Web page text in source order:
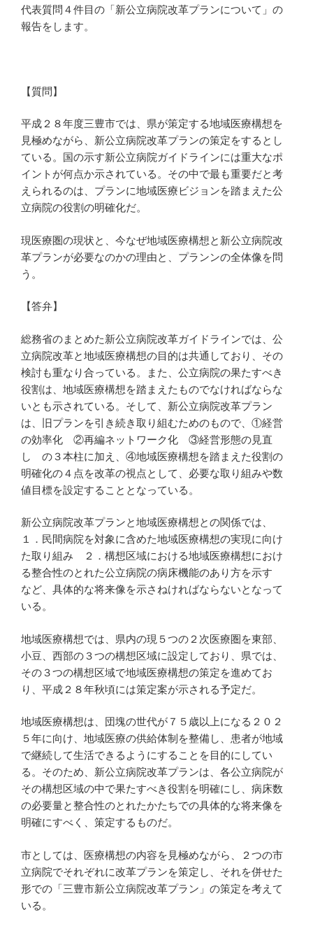
代表質問４件目の「新公立病院改革プランについて」の
報告をします。
【質問】
平成２８年度三豊市では、県が策定する地域医療構想を
見極めながら、新公立病院改革プランの策定をするとし
ている。国の示す新公立病院ガイドラインには重大なポ
イントが何点か示されている。その中で最も重要だと考
えられるのは、プランに地域医療ビジョンを踏まえた公
立病院の役割の明確化だ。
現医療圏の現状と、今なぜ地域医療構想と新公立病院改
革プランが必要なのかの理由と、プランンの全体像を問
う。
【答弁】
総務省のまとめた新公立病院改革ガイドラインでは、公
立病院改革と地域医療構想の目的は共通しており、その
検討も重なり合っている。また、公立病院の果たすべき
役割は、地域医療構想を踏まえたものでなければならな
いとも示されている。そして、新公立病院改革プラン
は、旧プランを引き続き取り組むためのもので、①経営
の効率化 ②再編ネットワーク化 ③経営形態の見直
し の３本柱に加え、④地域医療構想を踏まえた役割の
明確化の４点を改革の視点として、必要な取り組みや数
値目標を設定することとなっている。
新公立病院改革プランと地域医療構想との関係では、
１．民間病院を対象に含めた地域医療構想の実現に向け
た取り組み ２．構想区域における地域医療構想におけ
る整合性のとれた公立病院の病床機能のあり方を示す
など、具体的な将来像を示さねければならないとなって
いる。
地域医療構想では、県内の現５つの２次医療圏を東部、
小豆、西部の３つの構想区域に設定しており、県では、
その３つの構想区域で地域医療構想の策定を進めてお
り、平成２８年秋頃には策定案が示される予定だ。
地域医療構想は、団塊の世代が７５歳以上になる２０２
５年に向け、地域医療の供給体制を整備し、患者が地域
で継続して生活できるようにすることを目的にしてい
る。そのため、新公立病院改革プランは、各公立病院が
その構想区域の中で果たすべき役割を明確にし、病床数
の必要量と整合性のとれたかたちでの具体的な将来像を
明確にすべく、策定するものだ。
市としては、医療構想の内容を見極めながら、２つの市
立病院でそれぞれに改革プランを策定し、それを併せた
形での「三豊市新公立病院改革プラン」の策定を考えて
いる。